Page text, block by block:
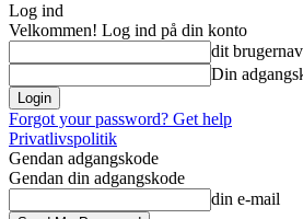
Log ind
Velkommen! Log ind på din konto
dit
Din
Forgot your password? Get help
Privatlivspolitik
Gendan adgangskode
Gendan din adgangskode
din e-mail